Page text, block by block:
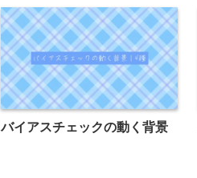
バイアスチェックの動く背景